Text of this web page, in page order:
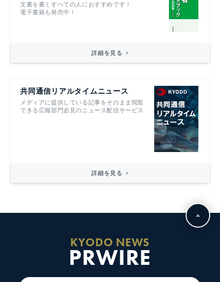
文書を書くすべての人におすすめです！
電子書籍も発売中！
詳細を見る
共同通信リアルタイムニュース
メディアに提供している記事をそのまま閲覧
できる広報部門必見のニュース配信サービス
詳細を見る
KYODO NEWS
PRWIRE